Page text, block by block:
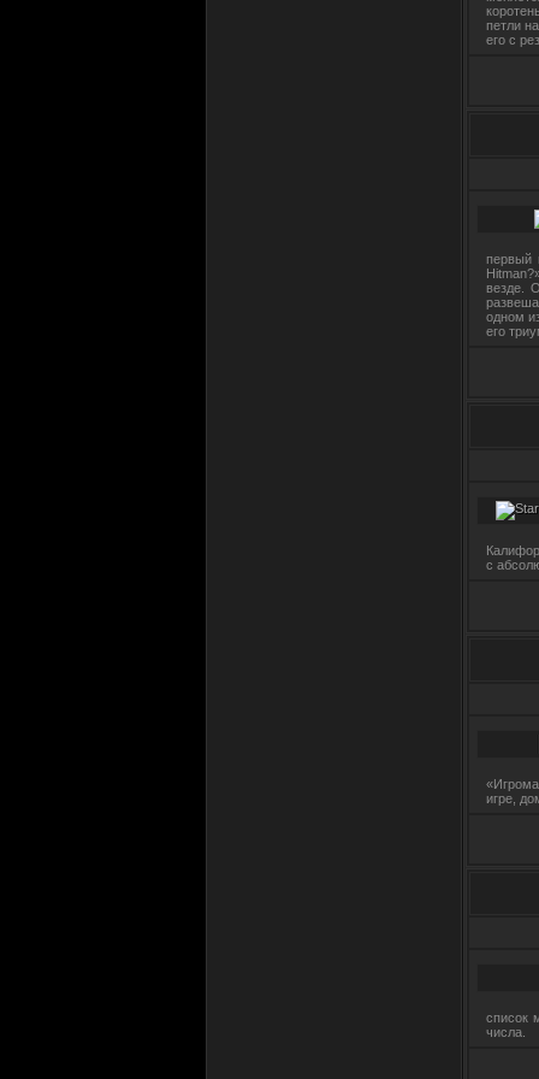
петли
его с
первый
везде.
одном
его
с
игре,
список
числа.